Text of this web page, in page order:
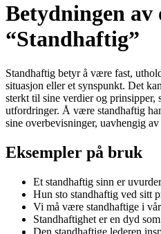
Betydningen av
“Standhaftig”
Standhaftig betyr å være fast,
situasjon eller et synspunkt. Det
sterkt til sine verdier og prinsipper,
utfordringer. Å være standhaftig
sine overbevisninger, uavhengig
Eksempler på bruk
Et standhaftig sinn er
Hun sto standhaftig ved sitt
Vi må være standhaftige i
Standhaftighet er en dyd
Den standhaftige lederen